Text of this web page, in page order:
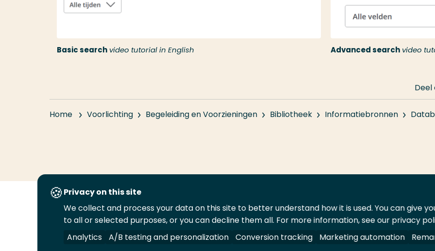
Basic search video tutorial in English Advanced searchvideo
Home Voorlichting Begeleiding en Voorzieningen Bibliotheek Informatiebronnen
Volg
ons
op
Volg
ons
op
Volg
ons
op
Volg
ons
op
Juridisch Security A-Z Index Contact Leveranciers
Privacy on this site
We collect and process your data on this site to better understand how it is used. You can give
to all or selected purposes, or you can decline them all. For more information, see our privacy
Analytics
A/B testing and personalization Conversion tracking Marketing automation